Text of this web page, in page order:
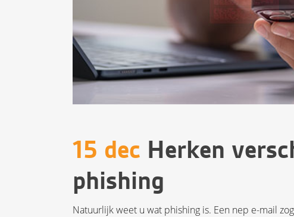
15 dec Herken
phishing
Natuurlijk weet u wat phishing is. Een nep e-mail